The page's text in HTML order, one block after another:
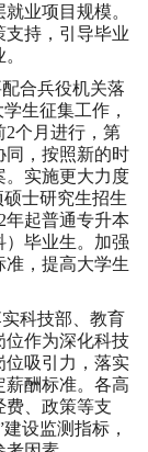
业项目规模。
支持，引导毕业
合兵役机关落
生征集工作，
个月进行，第
同，按照新的时
。实施更大力度
硕士研究生招生
年起普通专升本
）毕业生。加强
准，提高大学生
科技部、教育
位作为深化科技
位吸引力，落实
薪酬标准。各高
费、政策等支
设监测指标，